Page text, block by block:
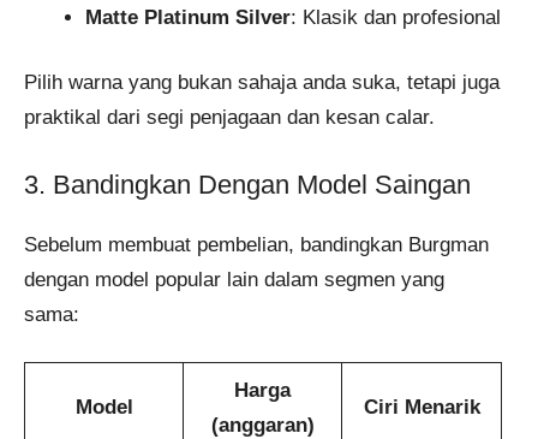
Matte Platinum Silver: Klasik dan profesional
Pilih warna yang bukan sahaja anda suka, tetapi juga
praktikal dari segi penjagaan dan kesan calar.
3. Bandingkan Dengan Model Saingan
Sebelum membuat pembelian, bandingkan Burgman
dengan model popular lain dalam segmen yang
sama:
Model
Harga
(anggaran)
Ciri Menarik